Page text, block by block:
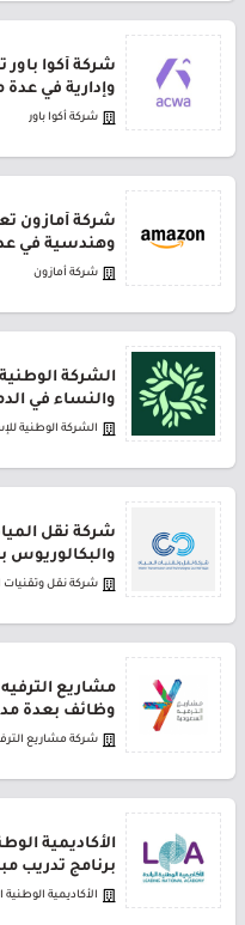
شركة أكوا
وإدارية في
شركة أكوا باور
شركة أمازون
وهندسية في
شركة أمازون
الشركة
والنساء في
الشركة الوطنية
شركة نقل
والبكالوريوس
شركة نقل وتقنيات
مشاريع
وظائف بعدة
شركة مشاريع
الأكاديمية
برنامج تدريب
الأكاديمية الوطنية